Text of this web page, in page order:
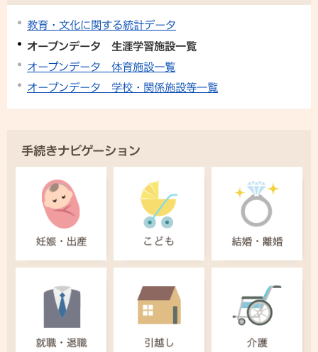
教育・文化に関する統計データ
オープンデータ 生涯学習施設一覧
オープンデータ 体育施設一覧
オープンデータ 学校・関係施設等一覧
手続きナビゲーション